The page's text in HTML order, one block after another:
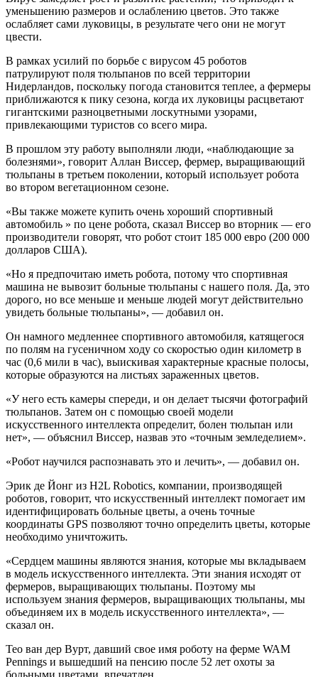
уменьшению размеров и ослаблению цветов. Это также
ослабляет сами луковицы, в результате чего они не могут
цвести.
В рамках усилий по борьбе с вирусом 45 роботов
патрулируют поля тюльпанов по всей территории
Нидерландов, поскольку погода становится теплее, а фермеры
приближаются к пику сезона, когда их луковицы расцветают
гигантскими разноцветными лоскутными узорами,
привлекающими туристов со всего мира.
В прошлом эту работу выполняли люди, «наблюдающие за
болезнями», говорит Аллан Виссер, фермер, выращивающий
тюльпаны в третьем поколении, который использует робота
во втором вегетационном сезоне.
«Вы также можете купить очень хороший спортивный
автомобиль » по цене робота, сказал Виссер во вторник — его
производители говорят, что робот стоит 185 000 евро (200 000
долларов США).
«Но я предпочитаю иметь робота, потому что спортивная
машина не вывозит больные тюльпаны с нашего поля. Да, это
дорого, но все меньше и меньше людей могут действительно
увидеть больные тюльпаны», — добавил он.
Он намного медленнее спортивного автомобиля, катящегося
по полям на гусеничном ходу со скоростью один километр в
час (0,6 мили в час), выискивая характерные красные полосы,
которые образуются на листьях зараженных цветов.
«У него есть камеры спереди, и он делает тысячи фотографий
тюльпанов. Затем он с помощью своей модели
искусственного интеллекта определит, болен тюльпан или
нет», — объяснил Виссер, назвав это «точным земледелием».
«Робот научился распознавать это и лечить», — добавил он.
Эрик де Йонг из H2L Robotics, компании, производящей
роботов, говорит, что искусственный интеллект помогает им
идентифицировать больные цветы, а очень точные
координаты GPS позволяют точно определить цветы, которые
необходимо уничтожить.
«Сердцем машины являются знания, которые мы вкладываем
в модель искусственного интеллекта. Эти знания исходят от
фермеров, выращивающих тюльпаны. Поэтому мы
используем знания фермеров, выращивающих тюльпаны, мы
объединяем их в модель искусственного интеллекта», —
сказал он.
Тео ван дер Вурт, давший свое имя роботу на ферме WAM
Pennings и вышедший на пенсию после 52 лет охоты за